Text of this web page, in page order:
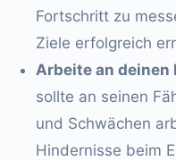
Fortschritt zu
Ziele erfolgreich
Arbeite an deinen
sollte an seinen
und Schwächen
Hindernisse beim